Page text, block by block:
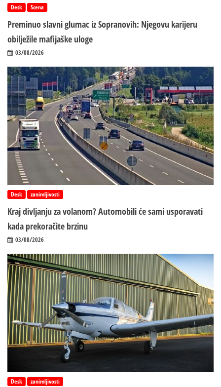
Desk Scena
Preminuo slavni glumac iz Sopranovih: Njegovu karijeru
obilježile mafijaške uloge
03/08/2026
Desk zanimljivosti
Kraj divljanju za volanom? Automobili će sami usporavati
kada prekoračite brzinu
03/08/2026
Desk zanimljivosti